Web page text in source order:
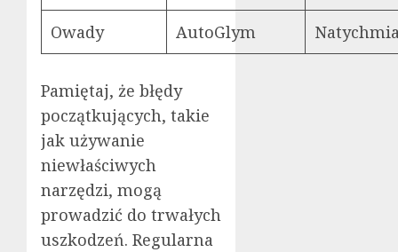
Owady AutoGlym
Pamiętaj, że błędy
początkujących, takie
jak używanie
niewłaściwych
narzędzi, mogą
prowadzić do trwałych
uszkodzeń. Regularna